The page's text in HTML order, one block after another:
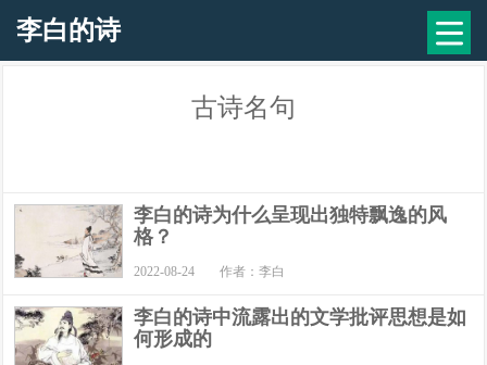
李白的诗
古诗名句
李白的诗为什么呈现出独特飘逸的风
格？
2022-08-24 作者：李白
李白的诗中流露出的文学批评思想是如
何形成的